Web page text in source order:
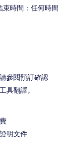
時間：任何時間
參閱預訂確認
具翻譯。
明文件